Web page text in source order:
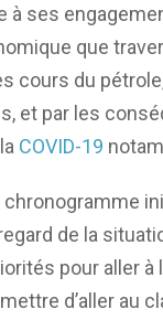
à ses
que
cours du
et par les
COVID-19
de la
pour aller à
d’aller au